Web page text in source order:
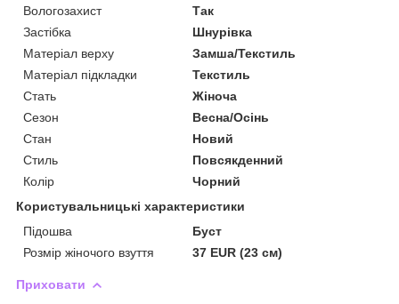
Вологозахист
Так
Застібка
Шнурівка
Матеріал верху
Замша/Текстиль
Матеріал підкладки
Текстиль
Стать
Жіноча
Сезон
Весна/Осінь
Стан
Новий
Стиль
Повсякденний
Колір
Чорний
Користувальницькі характеристики
Підошва
Буст
Розмір жіночого взуття
37 EUR (23 см)
Приховати